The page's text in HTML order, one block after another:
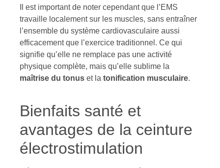
Il est important de noter cependant que l’EMS
travaille localement sur les muscles, sans entraîner
l’ensemble du système cardiovasculaire aussi
efficacement que l’exercice traditionnel. Ce qui
signifie qu’elle ne remplace pas une activité
physique complète, mais qu’elle sublime la
maîtrise du tonus et la tonification musculaire.
Bienfaits santé et
avantages de la ceinture
électrostimulation